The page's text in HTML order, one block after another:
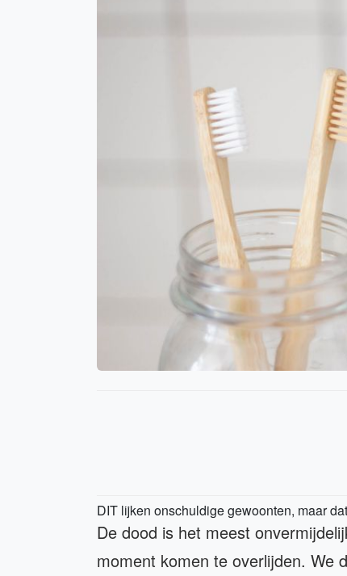
DIT lijken onschuldige gewoonten, maar
De dood is het meest
moment komen te overlijden. We